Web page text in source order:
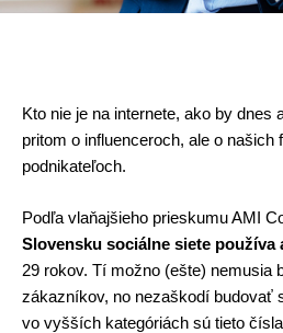
Kto nie je na internete, ako by dnes
pritom o influenceroch, ale o
podnikateľoch.
Podľa vlaňajšieho prieskumu AMI
Slovensku sociálne siete používa
29 rokov. Tí možno (ešte) nemusia
zákazníkov, no nezaškodí budovať
vo vyšších kategóriách sú tieto